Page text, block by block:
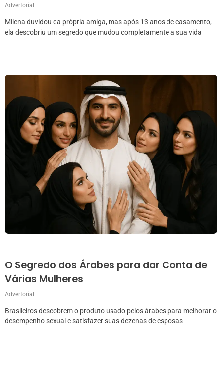
Advertorial
Milena duvidou da própria amiga, mas após 13 anos de casamento,
ela descobriu um segredo que mudou completamente a sua vida
O Segredo dos Árabes para dar Conta de
Várias Mulheres
Advertorial
Brasileiros descobrem o produto usado pelos árabes para melhorar o
desempenho sexual e satisfazer suas dezenas de esposas